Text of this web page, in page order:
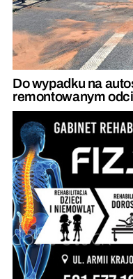
Do wypadku na
remontowanym